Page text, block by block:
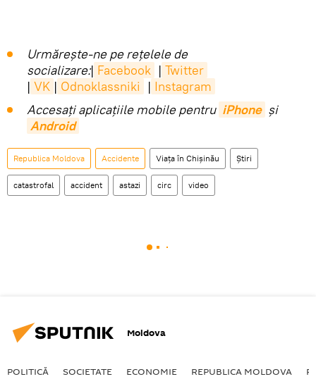
Urmărește-ne pe rețelele de
socializare:| Facebook | Twitter
| VK | Odnoklassniki | Instagram
Accesaţi aplicaţiile mobile pentru iPhone și
Android
Republica Moldova Accidente Viața în Chișinău Știri
catastrofal accident astazi circ video
Moldova
POLITICĂ SOCIETATE ECONOMIE REPUBLICA MOLDOVA